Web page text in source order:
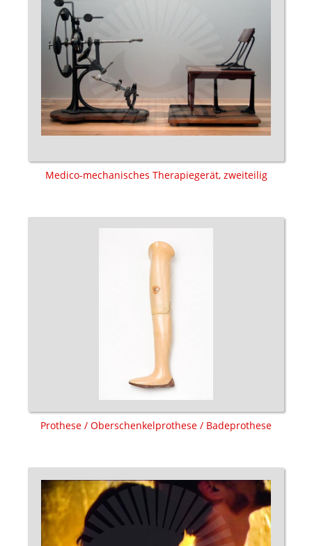
Medico-mechanisches Therapiegerät, zweiteilig
Prothese / Oberschenkelprothese / Badeprothese